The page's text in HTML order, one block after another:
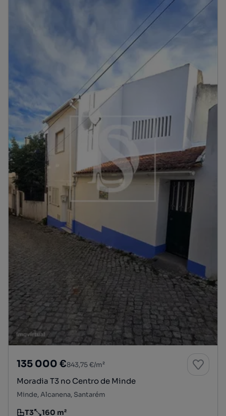
135 000 €843,75 €/m²
Moradia T3 no Centro de Minde
Minde, Alcanena, Santarém
T3 160 m²